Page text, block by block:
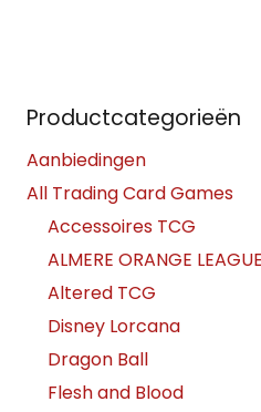
Productcategorieën
Aanbiedingen
All Trading Card Games
Accessoires TCG
ALMERE ORANGE
Altered TCG
Disney Lorcana
Dragon Ball
Flesh and Blood